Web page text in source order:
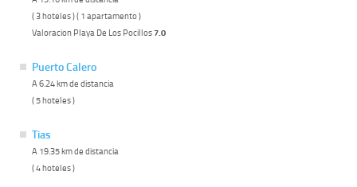
( 3 hoteles ) ( 1 apartamento )
Valoracion Playa De Los Pocillos7.0
Puerto Calero
A 6.24 km de distancia
( 5 hoteles )
Tias
A 19.35 km de distancia
( 4 hoteles )